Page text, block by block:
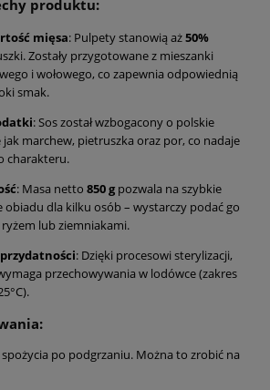
produktu:
mięsa: Pulpety stanowią aż50%
Zostały przygotowane z mieszanki
i wołowego, co zapewnia odpowiednią
smak.
: Sos został wzbogacony o polskie
marchew, pietruszka oraz por, co nadaje
charakteru.
: Masa netto 850 gpozwala na szybkie
obiadu dla kilku osób – wystarczy podać go
lub ziemniakami.
: Dzięki procesowi sterylizacji,
przechowywania w lodówce (zakres
po podgrzaniu. Można to zrobić na